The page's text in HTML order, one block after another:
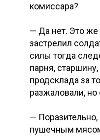
комиссара?
— Да нет. Это
застрелил
силы тогда
парня,
продсклада за
разжаловали, но
—
пушечным